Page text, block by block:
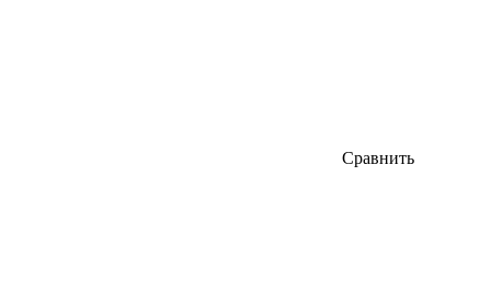
Сравнить